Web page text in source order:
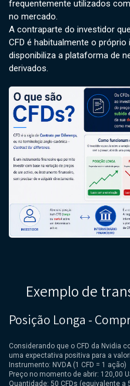
frequentemente utilizados
no mercado.
A contraparte do investidor
CFD é habitualmente o
disponibiliza a plataforma de
derivados.
Exemplo de
Posição Longa -
Considerando que o CFD da Nvidia
uma expectativa positiva para a
Instrumento: NVDA (1 CFD = 1 ação)
Preço no momento de abrir: 120,00
Quantidade: 50 CFDs (equivalente a